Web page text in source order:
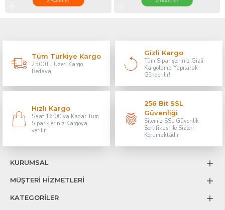
Tüm Türkiye Kargo
2500TL Üzeri Kargo
Bedava
Gizli Kargo
Tüm Siparişleriniz Gizli
Kargolama Yapılarak
Gönderilir!
Hızlı Kargo
Saat 16:00 ya Kadar Tüm
Siparişleriniz Kargoya
verilir.
256 Bit SSL
Güvenliği
Sitemiz SSL Güvenlik
Sertifikası ile Sizleri
Korumaktadır
KURUMSAL
MÜŞTERİ HİZMETLERİ
KATEGORİLER